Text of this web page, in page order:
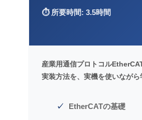
⏱️ 所要時間: 3.5時間
産業用通信プロトコル
実装方法を、実機を使いながら
EtherCATの基礎